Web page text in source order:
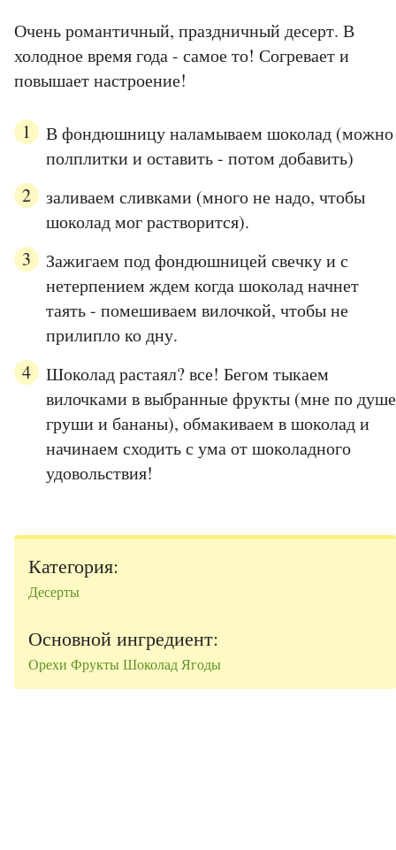
Очень романтичный, праздничный десерт. В
холодное время года - самое то! Согревает и
повышает настроение!
В фондюшницу наламываем шоколад (можно
полплитки и оставить - потом добавить)
заливаем сливками (много не надо, чтобы
шоколад мог растворится).
Зажигаем под фондюшницей свечку и с
нетерпением ждем когда шоколад начнет
таять - помешиваем вилочкой, чтобы не
прилипло ко дну.
Шоколад растаял? все! Бегом тыкаем
вилочками в выбранные фрукты (мне по душе
груши и бананы), обмакиваем в шоколад и
начинаем сходить с ума от шоколадного
удовольствия!
Категория:
Десерты
Основной ингредиент:
Орехи ФруктыШоколадЯгоды